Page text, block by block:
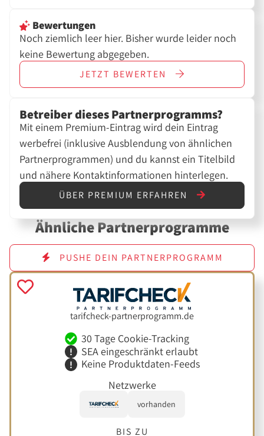
Bewertungen
Noch ziemlich leer hier. Bisher wurde leider noch
keine Bewertung abgegeben.
JETZT BEWERTEN
Betreiber dieses Partnerprogramms?
Mit einem Premium-Eintrag wird dein Eintrag
werbefrei (inklusive Ausblendung von ähnlichen
Partnerprogrammen) und du kannst ein Titelbild
und nähere Kontaktinformationen hinterlegen.
ÜBER PREMIUM ERFAHREN
Ähnliche Partnerprogramme
PUSHE DEIN PARTNERPROGRAMM
tarifcheck-partnerprogramm.de
30 Tage Cookie-Tracking
SEA eingeschränkt erlaubt
Keine Produktdaten-Feeds
Netzwerke
vorhanden
BIS ZU